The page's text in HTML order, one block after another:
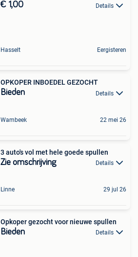
€ 1,00 Details
Hasselt Eergisteren
OPKOPER INBOEDEL GEZOCHT
Bieden Details
Wambeek 22 mei 26
3 auto's vol met hele goede spullen
Zie omschrijving Details
Linne 29 jul 26
Opkoper gezocht voor nieuwe spullen
Bieden Details